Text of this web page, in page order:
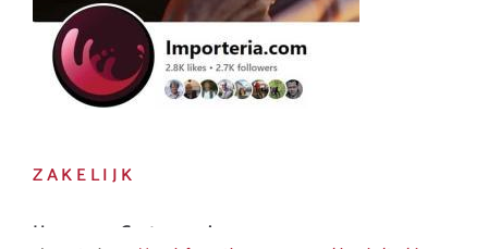
ZAKELIJK
Horeca en Gastronomie